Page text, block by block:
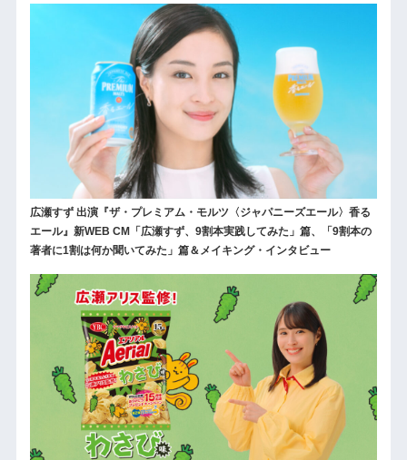
広瀬すず 出演『ザ・プレミアム・モルツ〈ジャパニーズエール〉香る
エール』新WEB CM「広瀬すず、9割本実践してみた」篇、「9割本の
著者に1割は何か聞いてみた」篇＆メイキング・インタビュー